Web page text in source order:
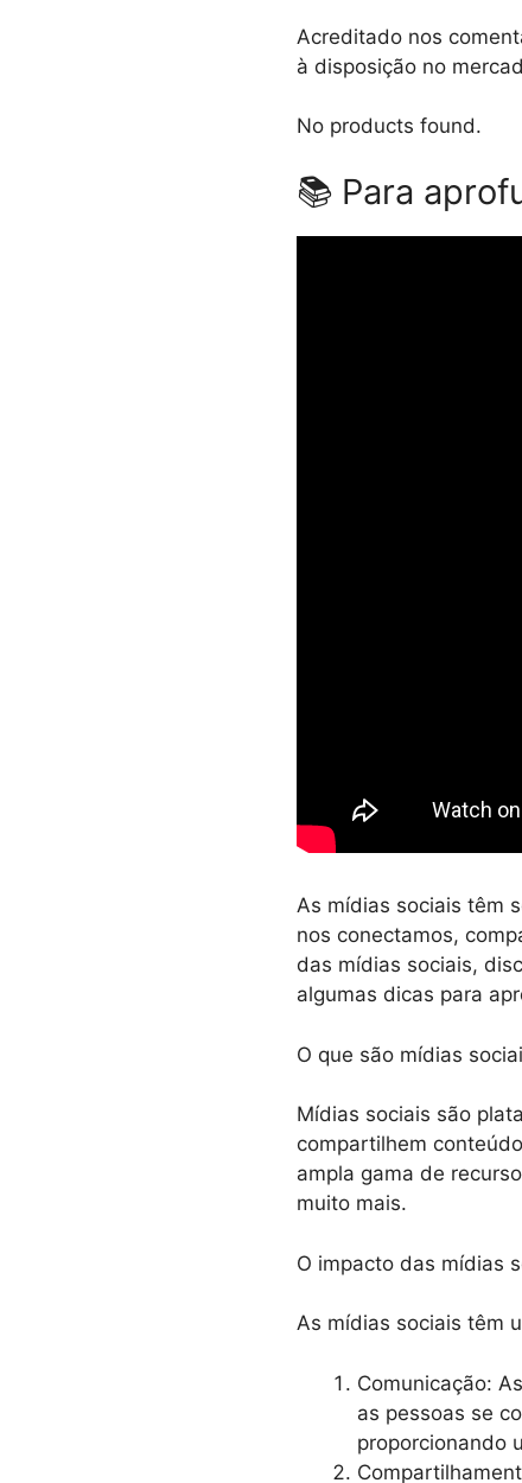
Acreditado nos
à disposição no
No products found.
📚 Para
As mídias sociais têm
nos conectamos,
das mídias sociais,
algumas dicas para
O que são mídias
Mídias sociais são
compartilhem
ampla gama de
muito mais.
O impacto das mídias
As mídias sociais têm
Comunicação:
as pessoas se
proporcionando